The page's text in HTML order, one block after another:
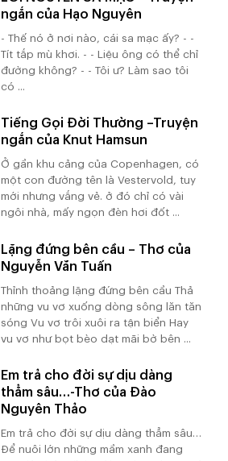
ngắn của Hạo Nguyên
- Thế nó ở nơi nào, cái sa mạc ấy? - -
Tít tắp mù khơi. - - Liệu ông có thể chỉ
đường không? - - Tôi ư? Làm sao tôi
có ...
Tiếng Gọi Đời Thường –Truyện
ngắn của Knut Hamsun
Ở gần khu cảng của Copenhagen, có
một con đường tên là Vestervold, tuy
mới nhưng vắng vẻ. ở đó chỉ có vài
ngôi nhà, mấy ngọn đèn hơi đốt ...
Lặng đứng bên cầu – Thơ của
Nguyễn Văn Tuấn
Thỉnh thoảng lặng đứng bên cầu Thả
những vu vơ xuống dòng sông lăn tăn
sóng Vu vơ trôi xuôi ra tận biển Hay
vu vơ như bọt bèo dạt mãi bờ bên ...
Em trả cho đời sự dịu dàng
thẳm sâu…-Thơ của Đào
Nguyên Thảo
Em trả cho đời sự dịu dàng thẳm sâu…
Để nuôi lớn những mầm xanh đang